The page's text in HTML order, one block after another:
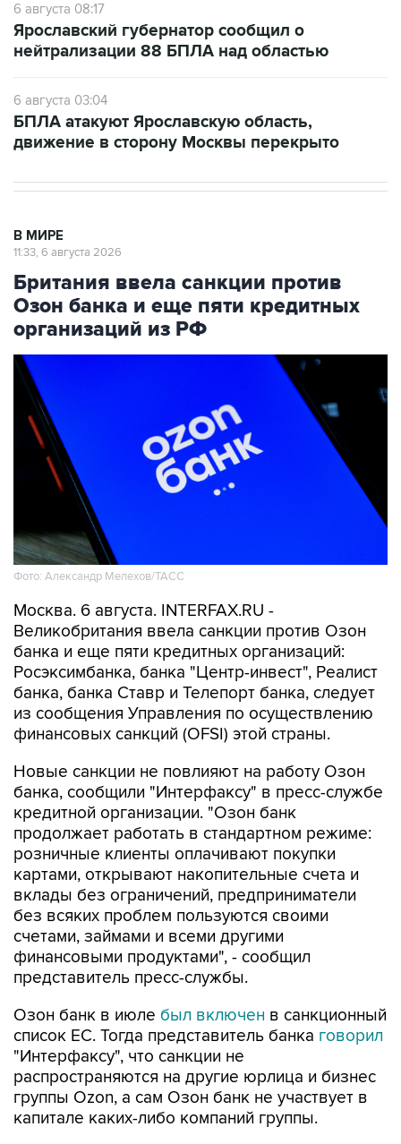
6 августа 08:17
Ярославский губернатор сообщил о
нейтрализации 88 БПЛА над областью
6 августа 03:04
БПЛА атакуют Ярославскую область,
движение в сторону Москвы перекрыто
В МИРЕ
11:33, 6 августа 2026
Британия ввела санкции против
Озон банка и еще пяти кредитных
организаций из РФ
Фото: Александр Мелехов/ТАСС
Москва. 6 августа. INTERFAX.RU -
Великобритания ввела санкции против Озон
банка и еще пяти кредитных организаций:
Росэксимбанка, банка "Центр-инвест", Реалист
банка, банка Ставр и Телепорт банка, следует
из сообщения Управления по осуществлению
финансовых санкций (OFSI) этой страны.
Новые санкции не повлияют на работу Озон
банка, сообщили "Интерфаксу" в пресс-службе
кредитной организации. "Озон банк
продолжает работать в стандартном режиме:
розничные клиенты оплачивают покупки
картами, открывают накопительные счета и
вклады без ограничений, предприниматели
без всяких проблем пользуются своими
счетами, займами и всеми другими
финансовыми продуктами", - сообщил
представитель пресс-службы.
Озон банк в июле был включен в санкционный
список ЕС. Тогда представитель банка говорил
"Интерфаксу", что санкции не
распространяются на другие юрлица и бизнес
группы Ozon, а сам Озон банк не участвует в
капитале каких-либо компаний группы.